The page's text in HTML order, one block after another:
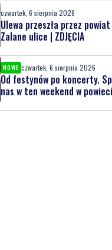
czwartek, 6 sierpnia 2026
Ulewa przeszła przez
Zalane ulice | ZDJĘCIA
NOWE czwartek, 6 sierpnia 2026
Od festynów po koncerty.
nas w ten weekend w